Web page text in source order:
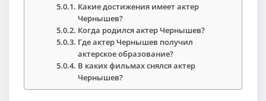
Какие достижения имеет актер
Чернышев?
Когда родился актер Чернышев?
Где актер Чернышев получил
актерское образование?
В каких фильмах снялся актер
Чернышев?